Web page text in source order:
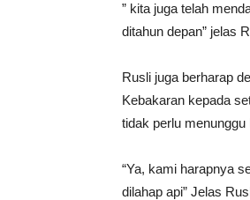
” kita juga telah
ditahun depan” jelas
Rusli juga berharap
Kebakaran kepada
tidak perlu
“Ya, kami harapnya
dilahap api” Jelas